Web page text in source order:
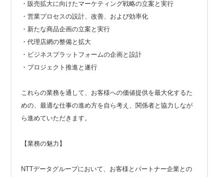
・販売拡大に向けたマーケティング戦略の立案と実行
・営業プロセスの設計、改善、および効率化
・新たな商品企画の立案と実行
・代理店網の整備と拡大
・ビジネスプラットフォームの企画と設計
・プロジェクト推進と遂行
これらの業務を通して、お客様への価値提供を最大化するた
めの、最適な仕事の進め方を自ら考え、関係者と協力しなが
ら進めていただきます。
【業務の魅力】
NTTデータグループにおいて、お客様とパートナー企業との